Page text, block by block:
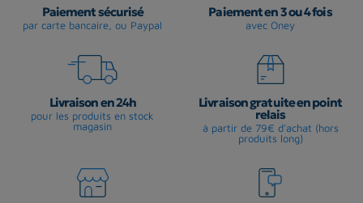
Paiement sécurisé
par carte bancaire, ou Paypal
Paiement en 3 ou 4 fois
avec Oney
Livraison en 24h
pour les produits en stock
magasin
Livraison gratuite en point
relais
à partir de 79€ d'achat (hors
produits long)